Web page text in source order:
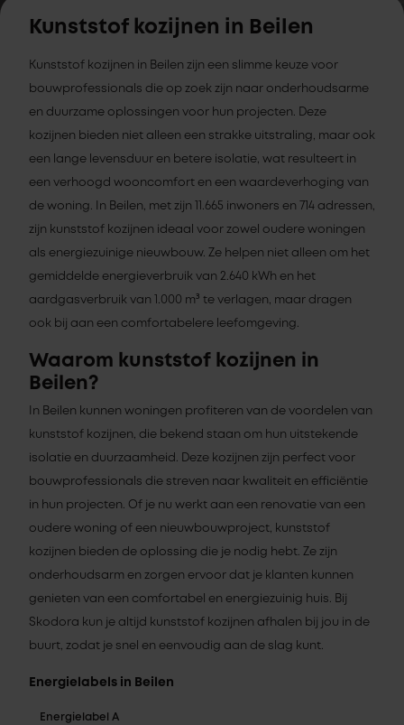
Kunststof kozijnen in Beilen
Kunststof kozijnen in Beilen zijn een slimme keuze voor
bouwprofessionals die op zoek zijn naar onderhoudsarme
en duurzame oplossingen voor hun projecten. Deze
kozijnen bieden niet alleen een strakke uitstraling, maar ook
een lange levensduur en betere isolatie, wat resulteert in
een verhoogd wooncomfort en een waardeverhoging van
de woning. In Beilen, met zijn 11.665 inwoners en 714 adressen,
zijn kunststof kozijnen ideaal voor zowel oudere woningen
als energiezuinige nieuwbouw. Ze helpen niet alleen om het
gemiddelde energieverbruik van 2.640 kWh en het
aardgasverbruik van 1.000 m³ te verlagen, maar dragen
ook bij aan een comfortabelere leefomgeving.
Waarom kunststof kozijnen in
Beilen?
In Beilen kunnen woningen profiteren van de voordelen van
kunststof kozijnen, die bekend staan om hun uitstekende
isolatie en duurzaamheid. Deze kozijnen zijn perfect voor
bouwprofessionals die streven naar kwaliteit en efficiëntie
in hun projecten. Of je nu werkt aan een renovatie van een
oudere woning of een nieuwbouwproject, kunststof
kozijnen bieden de oplossing die je nodig hebt. Ze zijn
onderhoudsarm en zorgen ervoor dat je klanten kunnen
genieten van een comfortabel en energiezuinig huis. Bij
Skodora kun je altijd kunststof kozijnen afhalen bij jou in de
buurt, zodat je snel en eenvoudig aan de slag kunt.
Energielabels in Beilen
Energielabel A